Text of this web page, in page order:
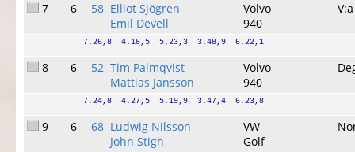
7 6 58 Elliot Sjögren
Emil Devell
Volvo
940
7.26,8  4.18,5  5.23,3  3.48,9  6.22,1
8 6 52 Tim Palmqvist
Mattias Jansson
Volvo
940
7.24,8  4.27,5  5.19,9  3.47,4  6.23,8
9 6 68 Ludwig Nilsson
John Stigh
VW
Golf